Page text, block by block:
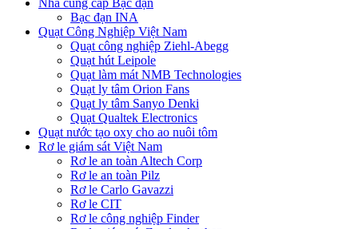
Bạc đạn INA
Quạt Công Nghiệp Việt Nam
Quạt công nghiệp Ziehl-Abegg
Quạt hút Leipole
Quạt làm mát NMB Technologies
Quạt ly tâm Orion Fans
Quạt ly tâm Sanyo Denki
Quạt Qualtek Electronics
Quạt nước tạo oxy cho ao nuôi tôm
Rơ le giám sát Việt Nam
Rơ le an toàn Altech Corp
Rơ le an toàn Pilz
Rơ le Carlo Gavazzi
Rơ le CIT
Rơ le công nghiệp Finder